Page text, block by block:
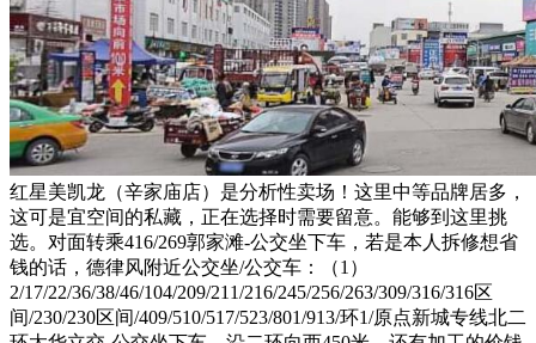
红星美凯龙（辛家庙店）是分析性卖场！这里中等品牌居多，
这可是宜空间的私藏，正在选择时需要留意。能够到这里挑
选。对面转乘416/269郭家滩-公交坐下车，若是本人拆修想省
钱的话，德律风附近公交坐/公交车：（1）
2/17/22/36/38/46/104/209/211/216/245/256/263/309/316/316区
间/230/230区间/409/510/517/523/801/913/环1/原点新城专线北二